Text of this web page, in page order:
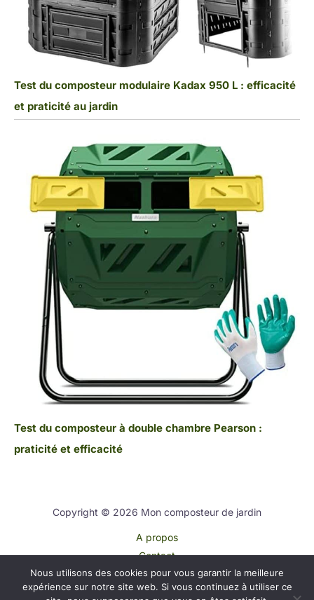
Test du composteur modulaire Kadax 950 L : efficacité
et praticité au jardin
Test du composteur à double chambre Pearson :
praticité et efficacité
Copyright © 2026 Mon composteur de jardin
A propos
Contact
Plan du site
Mentions légales
Nous utilisons des cookies pour vous garantir la meilleure
expérience sur notre site web. Si vous continuez à utiliser ce